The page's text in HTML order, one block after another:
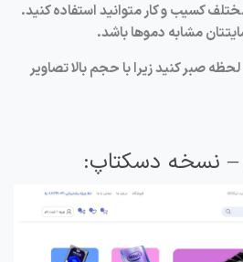
کسیب و کار متوانید استفاده کنید.
مشابه دموها باشد.
صبر کنید زیرا با حجم بالا تصاویر
نسخه دسکتاپ: